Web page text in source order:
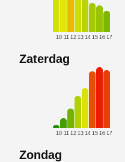
10 11 12 13 14 15 16 17
Zaterdag
10 11 12 13 14 15 16 17
Zondag